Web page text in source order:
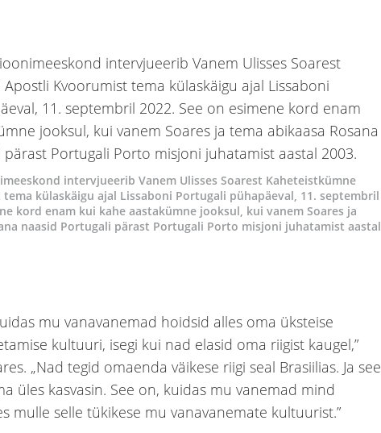
intervjueerib Vanem Ulisses Soarest Kaheteistkümne
külaskäigu ajal Lissaboni Portugali pühapäeval, 11. septembril
kord enam kui kahe aastakümne jooksul, kui vanem Soares ja
naasid Portugali pärast Portugali Porto misjoni juhatamist aastal
mu vanavanemad hoidsid alles oma üksteise
kultuuri, isegi kui nad elasid oma riigist kaugel,”
„Nad tegid omaenda väikese riigi seal Brasiilias. Ja see
üles kasvasin. See on, kuidas mu vanemad mind
mulle selle tükikese mu vanavanemate kultuurist.”